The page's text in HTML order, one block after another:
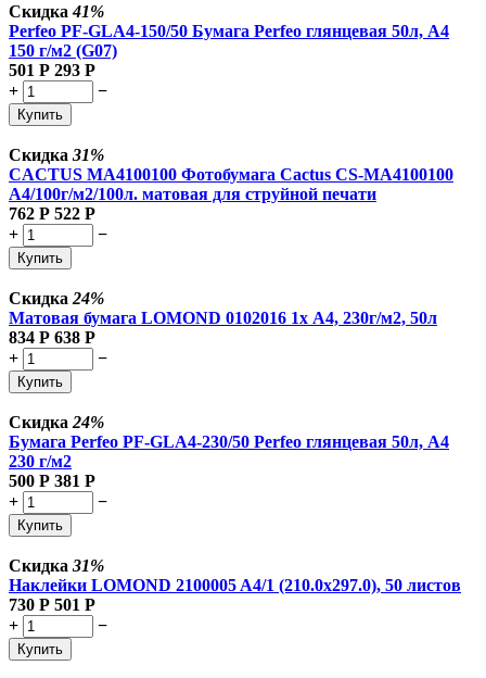
Скидка41%
Perfeo PF-GLA4-150/50 Бумага Perfeo глянцевая 50л, А4
150 г/м2 (G07)
501 Р 293 Р
+
−
Купить
Скидка 31%
CACTUS MA4100100 Фотобумага Cactus CS-MA4100100
A4/100г/м2/100л. матовая для струйной печати
762 Р 522 Р
+
−
Купить
Скидка 24%
Матовая бумага LOMOND 0102016 1х А4, 230г/м2, 50л
834 Р 638 Р
+
−
Купить
Скидка 24%
Бумага Perfeo PF-GLA4-230/50 Perfeo глянцевая 50л, А4
230 г/м2
500 Р 381 Р
+
−
Купить
Скидка 31%
Наклейки LOMOND 2100005 A4/1 (210.0х297.0), 50 листов
730 Р 501 Р
+
−
Купить